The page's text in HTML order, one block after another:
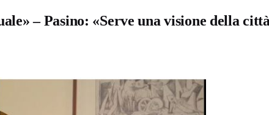
– Pasino: «Serve una visione della